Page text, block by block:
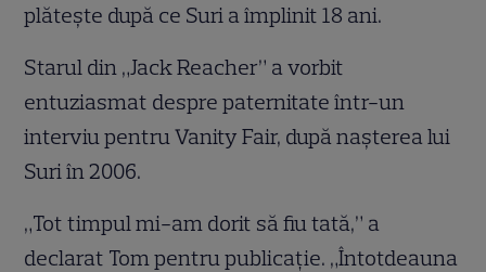
plătește după ce Suri a împlinit 18 ani.
Starul din „Jack Reacher” a vorbit
entuziasmat despre paternitate într-un
interviu pentru Vanity Fair, după nașterea lui
Suri în 2006.
„Tot timpul mi-am dorit să fiu tată,” a
declarat Tom pentru publicație. „Întotdeauna